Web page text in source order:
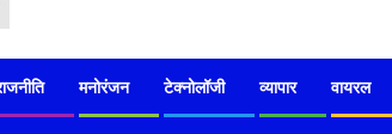
मनोरंजन टेक्नोलॉजी व्यापार वायरल